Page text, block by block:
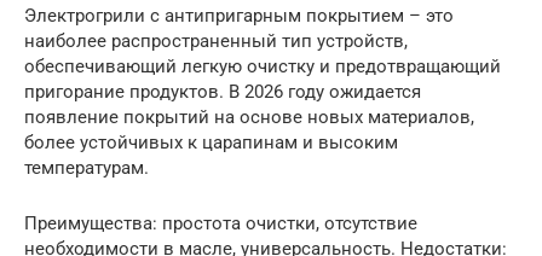
Электрогрили с антипригарным покрытием – это
наиболее распространенный тип устройств,
обеспечивающий легкую очистку и предотвращающий
пригорание продуктов. В 2026 году ожидается
появление покрытий на основе новых материалов,
более устойчивых к царапинам и высоким
температурам.
Преимущества: простота очистки, отсутствие
необходимости в масле, универсальность. Недостатки: